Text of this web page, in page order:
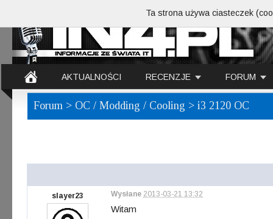
AKTUALNOŚCI RECENZJE FORUM
Forum > OC / Modding / Cooling > i3 2120 OC
slayer23 Wysłane 2013-03-21 13:32
Witam
Ta strona używa ciasteczek